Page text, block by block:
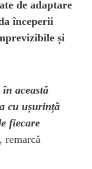
de adaptare
începerii
și
această
cu ușurință
fiecare
, remarcă